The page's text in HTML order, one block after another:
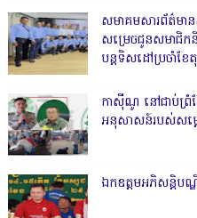
សមាគមសារព័ត៌មា
សម្រេចជូនសមាជិក
បន្តទិសដៅប្រចាំខែ
កាសុីណូ នៅជាប់ព្រំ
អនុសាសន៍របស់សម្ដ
ឯកឧត្តមអភិសន្តិ